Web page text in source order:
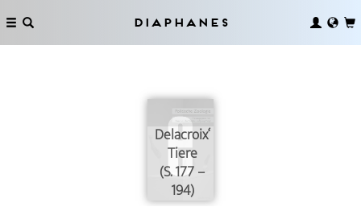
Diaphanes
Delacroix‘
Tiere
(S. 177 –
194)